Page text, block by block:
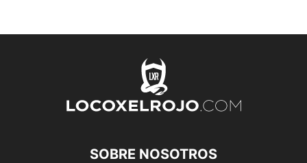
SOBRE NOSOTROS